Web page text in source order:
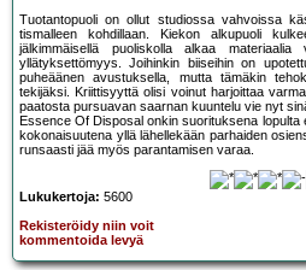
Tuotantopuoli on ollut studiossa vahvoissa
tismalleen kohdillaan. Kiekon alkupuoli
jälkimmäisellä puoliskolla alkaa
yllätyksettömyys. Joihinkin biiseihin on
puheäänen avustuksella, mutta tämäkin
tekijäksi. Kriittisyyttä olisi voinut harjoittaa
paatosta pursuavan saarnan kuuntelu vie nyt
Essence Of Disposal onkin suorituksena
kokonaisuutena yllä lähellekään parhaiden
runsaasti jää myös parantamisen varaa.
Lukukertoja: 5600
Rekisteröidy niin voit
kommentoida levyä